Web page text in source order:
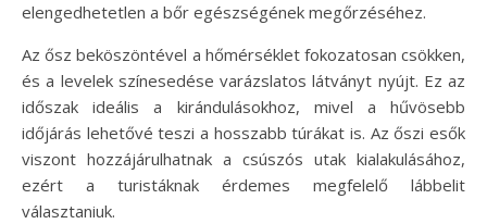
elengedhetetlen a bőr egészségének megőrzéséhez.
Az ősz beköszöntével a hőmérséklet fokozatosan csökken,
és a levelek színesedése varázslatos látványt nyújt. Ez az
időszak ideális a kirándulásokhoz, mivel a hűvösebb
időjárás lehetővé teszi a hosszabb túrákat is. Az őszi esők
viszont hozzájárulhatnak a csúszós utak kialakulásához,
ezért a turistáknak érdemes megfelelő lábbelit
választaniuk.